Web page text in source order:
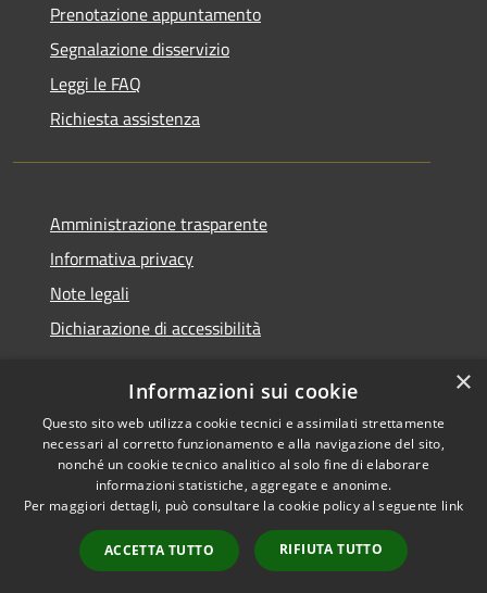
Prenotazione appuntamento
Segnalazione disservizio
Leggi le FAQ
Richiesta assistenza
Amministrazione trasparente
Informativa privacy
Note legali
Dichiarazione di accessibilità
RSS
Accessibilità
Cookie
Mappa del sito
WebMail
Copyright © 2026 • Comune di
Santa Teresa Gallura •
Powered byMunicipium
Accesso redazione
×
Informazioni sui cookie
Questo sito web utilizza cookie tecnici e assimilati strettamente
necessari al corretto funzionamento e alla navigazione del sito,
nonché un cookie tecnico analitico al solo fine di elaborare
informazioni statistiche, aggregate e anonime.
Per maggiori dettagli, può consultare la cookie policy al seguente link
ACCETTA TUTTO RIFIUTA TUTTO